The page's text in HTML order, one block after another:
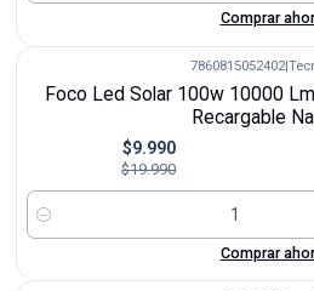
Comprar
7860815052402|
Foco Led Solar 100w 10000
Recargable
$9.990
$19.990
Cantidad
Comprar